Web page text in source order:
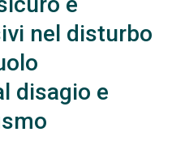
nel disturbo
disagio e